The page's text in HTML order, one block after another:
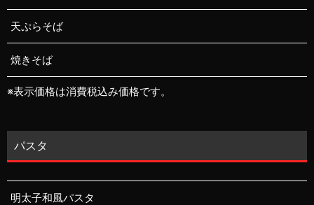
天ぷらそば
焼きそば
※表示価格は消費税込み価格です。
パスタ
明太子和風パスタ